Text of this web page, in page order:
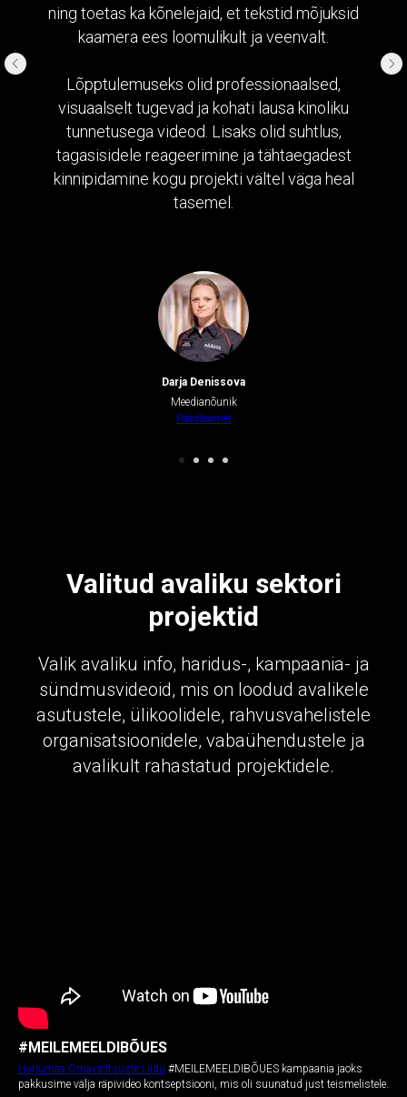
ning toetas ka kõnelejaid, et tekstid mõjuksid
kaamera ees loomulikult ja veenvalt.
Lõpptulemuseks olid professionaalsed,
visuaalselt tugevad ja kohati lausa kinoliku
tunnetusega videod. Lisaks olid suhtlus,
tagasisidele reageerimine ja tähtaegadest
kinnipidamine kogu projekti vältel väga heal
tasemel.
Darja Denissova
Meedianõunik
Päästeamet
Valitud avaliku sektori
projektid
Valik avaliku info, haridus-, kampaania- ja
sündmusvideoid, mis on loodud avalikele
asutustele, ülikoolidele, rahvusvahelistele
organisatsioonidele, vabaühendustele ja
avalikult rahastatud projektidele.
#MEILEMEELDIBÕUES
Harjumaa Omavalitsuste Liidu #MEILEMEELDIBÕUES kampaania jaoks
pakkusime välja räpivideo kontseptsiooni, mis oli suunatud just teismelistele.